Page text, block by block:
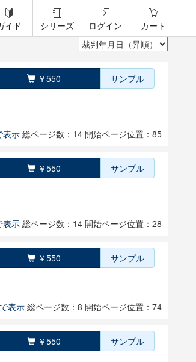
イド シリーズ ログイン カート
￥550
サンプル
表示総ページ数：14 開始ページ位置：85
￥550
サンプル
表示総ページ数：14 開始ページ位置：28
￥550 サンプル
表示 総ページ数：8 開始ページ位置：74
￥550 サンプル